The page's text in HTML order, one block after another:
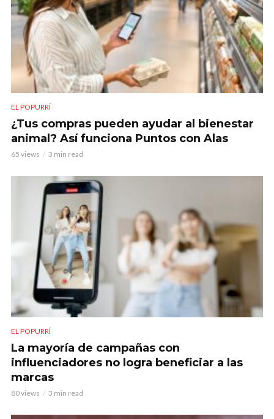
EL POPURRÍ
¿Tus compras pueden ayudar al bienestar
animal? Así funciona Puntos con Alas
65 views 3 min read
EL POPURRÍ
La mayoría de campañas con
influenciadores no logra beneficiar a las
marcas
80 views 3 min read